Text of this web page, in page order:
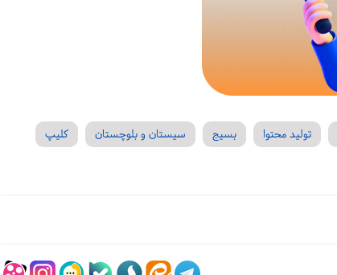
تولید محتوا بسیج سیستان و بلوچستان
کلیپ